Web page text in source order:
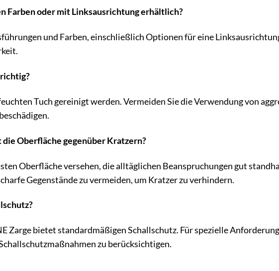
Farben oder mit Linksausrichtung erhältlich?
und Farben, einschließlich Optionen für eine
Tuch gereinigt werden. Vermeiden Sie die Verwendung von
Oberfläche gegenüber Kratzern?
Oberfläche versehen, die alltäglichen Beanspruchungen gut
Gegenstände zu vermeiden, um Kratzer zu verhindern.
Zarge bietet standardmäßigen Schallschutz. Für spezielle
zu berücksichtigen.